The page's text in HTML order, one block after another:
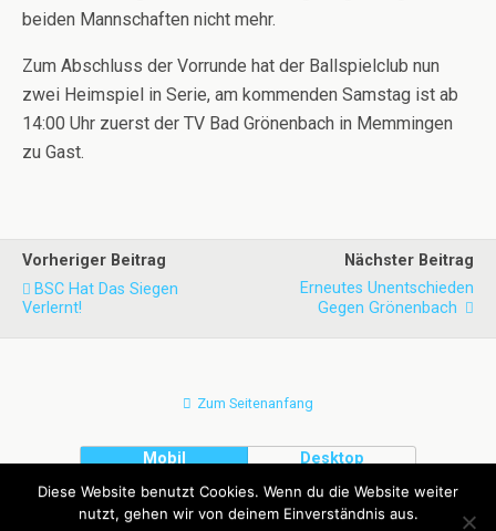
beiden Mannschaften nicht mehr.
Zum Abschluss der Vorrunde hat der Ballspielclub nun
zwei Heimspiel in Serie, am kommenden Samstag ist ab
14:00 Uhr zuerst der TV Bad Grönenbach in Memmingen
zu Gast.
Vorheriger Beitrag
BSC Hat Das Siegen
Verlernt!
Nächster Beitrag
Erneutes Unentschieden
Gegen Grönenbach
Zum Seitenanfang
Mobil Desktop
Diese Website benutzt Cookies. Wenn du die Website weiter
nutzt, gehen wir von deinem Einverständnis aus.